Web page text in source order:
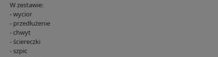
W zestawie:
- wycior
- przedłużenie
- chwyt
- ściereczki
- szpic